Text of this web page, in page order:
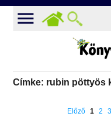
Címke: rubin pöttyös
Előző 1 2 3